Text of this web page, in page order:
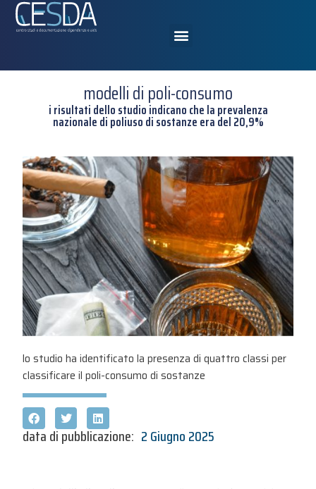
modelli di poli-consumo
i risultati dello studio indicano che la prevalenza
nazionale di poliuso di sostanze era del 20,9%
lo studio ha identificato la presenza di quattro classi per
classificare il poli-consumo di sostanze
data di pubblicazione: 2 Giugno 2025